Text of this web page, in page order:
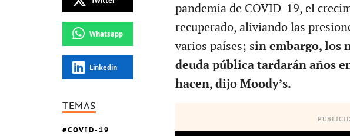
Whatsapp
Linkedin
TEMAS
COVID-19
pandemia de COVID-19, el
recuperado, aliviando las
varios países; sin embargo, los
deuda pública tardarán años
hacen, dijo Moody’s.